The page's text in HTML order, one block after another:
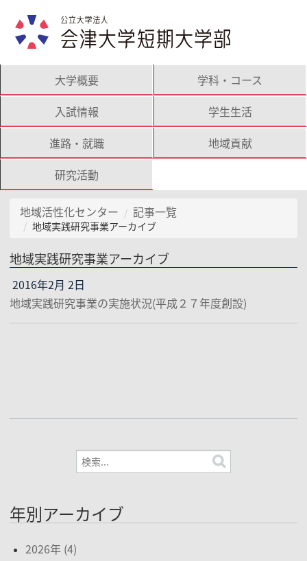
大学概要
学科・コース
入試情報
学生生活
進路・就職
地域貢献
研究活動
地域活性化センター 記事一覧
地域実践研究事業アーカイブ
地域実践研究事業アーカイブ
2016年2月 2日
地域実践研究事業の実施状況(平成２７年度創設)
年別アーカイブ
2026年 (4)